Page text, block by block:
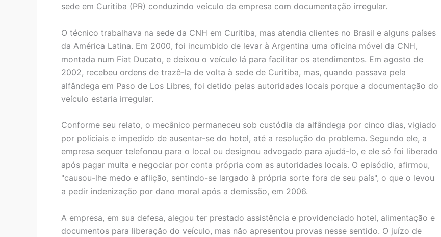
sede em Curitiba (PR) conduzindo veículo da empresa com documentação irregular.
O técnico trabalhava na sede da CNH em Curitiba, mas atendia clientes no Brasil e alguns países
da América Latina. Em 2000, foi incumbido de levar à Argentina uma oficina móvel da CNH,
montada num Fiat Ducato, e deixou o veículo lá para facilitar os atendimentos. Em agosto de
2002, recebeu ordens de trazê-la de volta à sede de Curitiba, mas, quando passava pela
alfândega em Paso de Los Libres, foi detido pelas autoridades locais porque a documentação do
veículo estaria irregular.
Conforme seu relato, o mecânico permaneceu sob custódia da alfândega por cinco dias, vigiado
por policiais e impedido de ausentar-se do hotel, até a resolução do problema. Segundo ele, a
empresa sequer telefonou para o local ou designou advogado para ajudá-lo, e ele só foi liberado
após pagar multa e negociar por conta própria com as autoridades locais. O episódio, afirmou,
"causou-lhe medo e aflição, sentindo-se largado à própria sorte fora de seu país", o que o levou
a pedir indenização por dano moral após a demissão, em 2006.
A empresa, em sua defesa, alegou ter prestado assistência e providenciado hotel, alimentação e
documentos para liberação do veículo, mas não apresentou provas nesse sentido. O juízo de